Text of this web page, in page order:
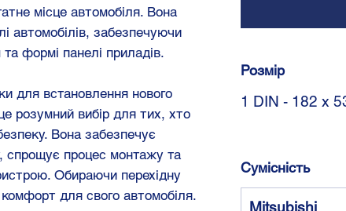
місце автомобіля. Вона
автомобілів, забезпечуючи
та формі панелі приладів.
для встановлення нового
розумний вибір для тих, хто
Вона забезпечує
спрощує процес монтажу та
Обираючи перехідну
для свого автомобіля.
Розмір
1 DIN - 182 x
Сумісність
Mitsubishi